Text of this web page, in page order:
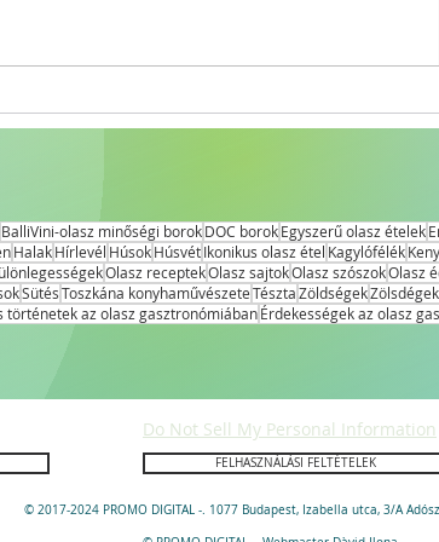
BalliVini-olasz minőségi borokDOC borokEgyszerű olasz ételek
HalakHírlevél HúsokHúsvétIkonikus olasz étel Kagylófélék
Olasz receptekOlasz sajtokOlasz szószokOlasz
SütésToszkána konyhaművészeteTésztaZöldségek
történetek az olasz gasztronómiában Érdekességek az olasz
Do Not Sell My Personal Information
FELHASZNÁLÁSI FELTÉTELEK
© 2017-2024 PROMO DIGITAL -. 1077 Budapest, Izabella utca, 3/A